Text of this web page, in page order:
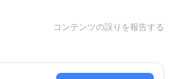
コンテンツの誤りを報告する